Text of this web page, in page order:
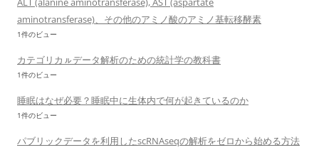
aminotransferase)、その他のアミノ酸のアミノ基転移酵素
1件のビュー
カテゴリカㇽデータ解析のための統計学の教科書
1件のビュー
睡眠はなぜ必要？睡眠中に生体内で何が起きているのか
1件のビュー
パブリックデータを利用したscRNAseqの解析をゼロから始める方法